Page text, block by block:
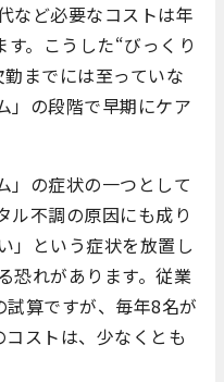
など必要なコストは年
。こうした“びっくり
までには至っていな
」の段階で早期にケア
」の症状の一つとして
ル不調の原因にも成り
」という症状を放置し
恐れがあります。従業
算ですが、毎年8名が
ストは、少なくとも